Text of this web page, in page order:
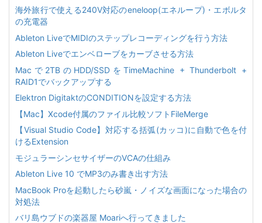
海外旅行で使える240V対応のeneloop(エネループ)・エボルタ
の充電器
Ableton LiveでMIDIのステップレコーディングを行う方法
Ableton Liveでエンベローブをカーブさせる方法
Macで2TBのHDD/SSDをTimeMachine + Thunderbolt +
RAID1でバックアップする
Elektron DigitaktのCONDITIONを設定する方法
【Mac】Xcode付属のファイル比較ソフトFileMerge
【Visual Studio Code】対応する括弧(カッコ)に自動で色を付
けるExtension
モジュラーシンセサイザーのVCAの仕組み
Ableton Live 10 でMP3のみ書き出す方法
MacBook Proを起動したら砂嵐・ノイズな画面になった場合の
対処法
バリ島ウブドの楽器屋 Moariへ行ってきました